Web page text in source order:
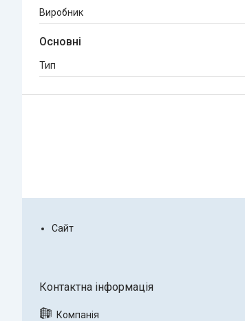
Виробник
Основні
Тип
Сайт